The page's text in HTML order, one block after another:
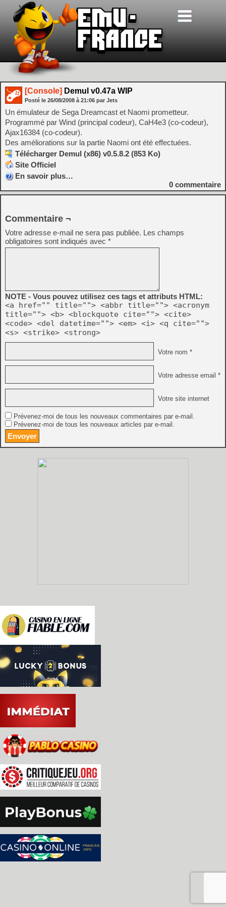
[Console] Demul v0.47a WIP
Posté le 26/08/2008 à 21:06 par Jets
Un émulateur de Sega Dreamcast et Naomi prometteur.
Programmé par Wind (principal codeur), CaH4e3 (co-codeur),
Ajax16384 (co-codeur).
Des améliorations sur la partie Naomi ont été effectuées.
Télécharger Demul (x86) v0.5.8.2 (853 Ko)
Site Officiel
En savoir plus…
0 commentaire
Commentaire ¬
Votre adresse e-mail ne sera pas publiée. Les champs
obligatoires sont indiqués avec *
NOTE - Vous pouvez utilisez ces tags et attributs HTML:
<a href="" title=""> <abbr title=""> <acronym
title=""> <b> <blockquote cite=""> <cite>
<code> <del datetime=""> <em> <i> <q cite="">
<s> <strike> <strong>
Votre nom *
Votre adresse email *
Votre site internet
Prévenez-moi de tous les nouveaux commentaires par e-mail.
Prévenez-moi de tous les nouveaux articles par e-mail.